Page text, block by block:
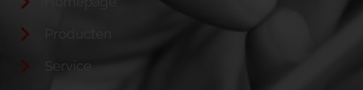
Service